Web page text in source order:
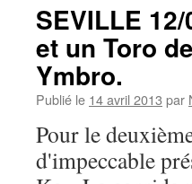
SEVILLE
et un Toro
Ymbro.
Publié le 14 avril 2013 par
Pour le
d'impeccable